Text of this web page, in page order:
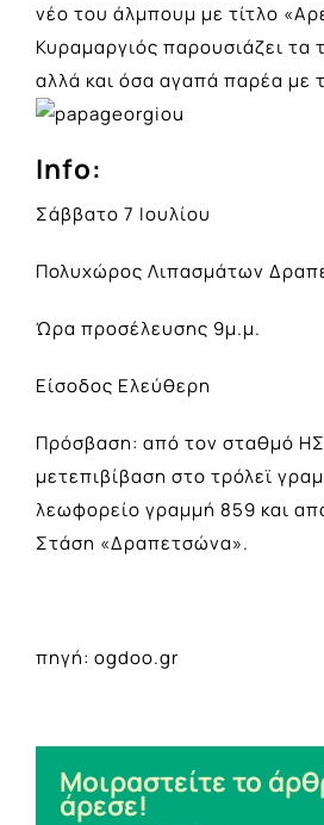
νέο του άλμπουμ με τίτλο
Κυραμαργιός παρουσιάζει τα
αλλά και όσα αγαπά παρέα με
Info:
Σάββατο 7 Ιουλίου
Πολυχώρος Λιπασμάτων
Ώρα προσέλευσης 9μ.μ.
Είσοδος Ελεύθερη
Πρόσβαση: από τον σταθμό
μετεπιβίβαση στο τρόλεϊ
λεωφορείο γραμμή 859 και
Στάση «Δραπετσώνα».
πηγή: ogdoo.gr
Μοιραστείτε το
άρεσε!